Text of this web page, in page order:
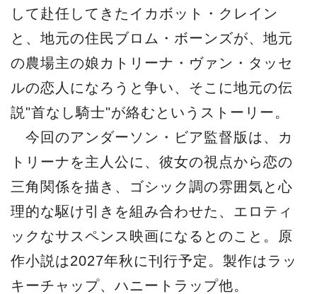
して赴任してきたイカボット・クレイン
と、地元の住民ブロム・ボーンズが、地元
の農場主の娘カトリーナ・ヴァン・タッセ
ルの恋人になろうと争い、そこに地元の伝
説"首なし騎士"が絡むというストーリー。
今回のアンダーソン・ビア監督版は、カ
トリーナを主人公に、彼女の視点から恋の
三角関係を描き、ゴシック調の雰囲気と心
理的な駆け引きを組み合わせた、エロティ
ックなサスペンス映画になるとのこと。原
作小説は2027年秋に刊行予定。製作はラッ
キーチャップ、ハニートラップ他。